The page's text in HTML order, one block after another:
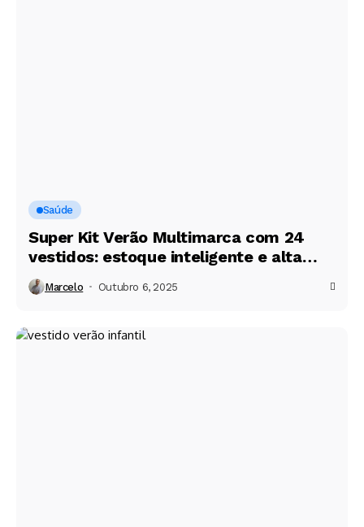
Saúde
Super Kit Verão Multimarca com 24
vestidos: estoque inteligente e alta
rentabilidade
Marcelo Outubro 6, 2025